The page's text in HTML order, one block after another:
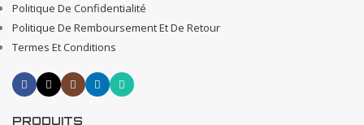
Politique De Confidentialité
Politique De Remboursement Et De Retour
Termes Et Conditions
PRODUITS